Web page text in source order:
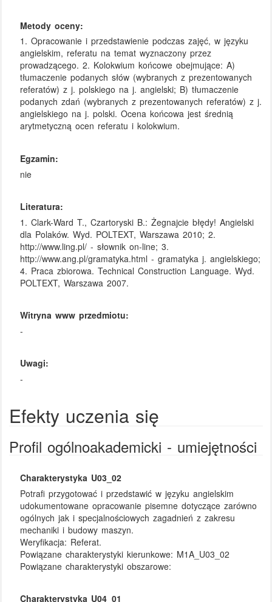
Metody oceny:
1. Opracowanie i przedstawienie podczas zajęć, w języku
angielskim, referatu na temat wyznaczony przez
prowadzącego. 2. Kolokwium końcowe obejmujące: A)
tłumaczenie podanych słów (wybranych z prezentowanych
referatów) z j. polskiego na j. angielski; B) tłumaczenie
podanych zdań (wybranych z prezentowanych referatów) z j.
angielskiego na j. polski. Ocena końcowa jest średnią
arytmetyczną ocen referatu i kolokwium.
Egzamin:
nie
Literatura:
1. Clark-Ward T., Czartoryski B.: Żegnajcie błędy! Angielski
dla Polaków. Wyd. POLTEXT, Warszawa 2010; 2.
http://www.ling.pl/ - słownik on-line; 3.
http://www.ang.pl/gramatyka.html - gramatyka j. angielskiego;
4. Praca zbiorowa. Technical Construction Language. Wyd.
POLTEXT, Warszawa 2007.
Witryna www przedmiotu:
-
Uwagi:
-
Efekty uczenia się
Profil ogólnoakademicki - umiejętności
Charakterystyka U03_02
Potrafi przygotować i przedstawić w języku angielskim
udokumentowane opracowanie pisemne dotyczące zarówno
ogólnych jak i specjalnościowych zagadnień z zakresu
mechaniki i budowy maszyn.
Weryfikacja: Referat.
Powiązane charakterystyki kierunkowe: M1A_U03_02
Powiązane charakterystyki obszarowe:
Charakterystyka U04_01